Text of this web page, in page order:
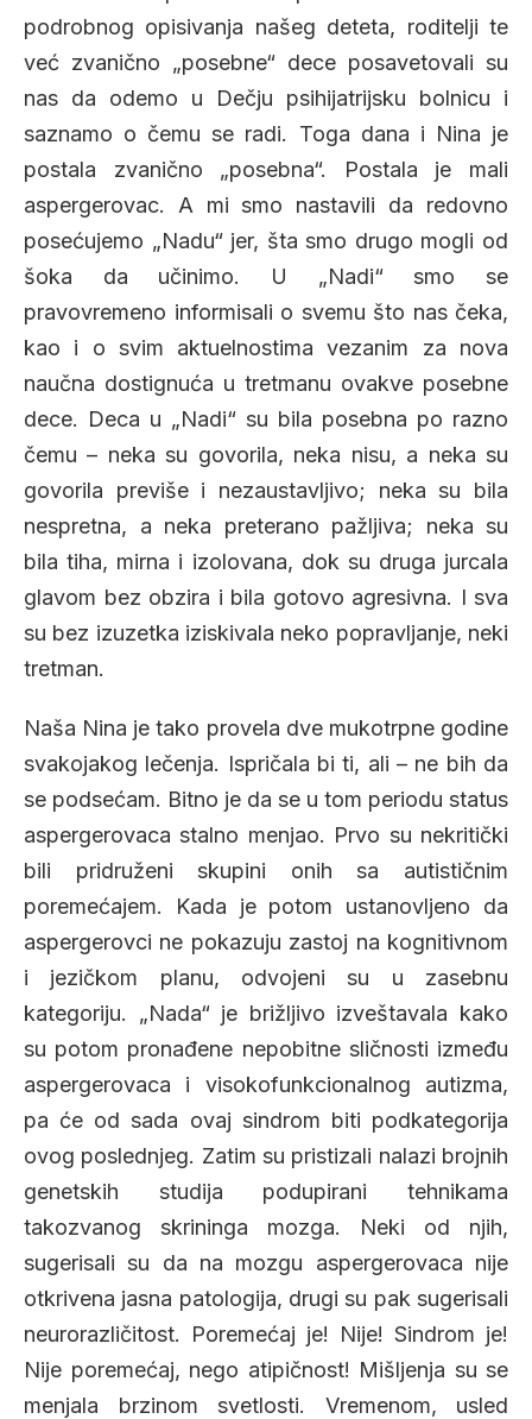
podrobnog opisivanja našeg deteta, roditelji te
već zvanično „posebne“ dece posavetovali su
nas da odemo u Dečju psihijatrijsku bolnicu i
saznamo o čemu se radi. Toga dana i Nina je
postala zvanično „posebna“. Postala je mali
aspergerovac. A mi smo nastavili da redovno
posećujemo „Nadu“ jer, šta smo drugo mogli od
šoka da učinimo. U „Nadi“ smo se
pravovremeno informisali o svemu što nas čeka,
kao i o svim aktuelnostima vezanim za nova
naučna dostignuća u tretmanu ovakve posebne
dece. Deca u „Nadi“ su bila posebna po razno
čemu – neka su govorila, neka nisu, a neka su
govorila previše i nezaustavljivo; neka su bila
nespretna, a neka preterano pažljiva; neka su
bila tiha, mirna i izolovana, dok su druga jurcala
glavom bez obzira i bila gotovo agresivna. I sva
su bez izuzetka iziskivala neko popravljanje, neki
tretman.
Naša Nina je tako provela dve mukotrpne godine
svakojakog lečenja. Ispričala bi ti, ali – ne bih da
se podsećam. Bitno je da se u tom periodu status
aspergerovaca stalno menjao. Prvo su nekritički
bili pridruženi skupini onih sa autističnim
poremećajem. Kada je potom ustanovljeno da
aspergerovci ne pokazuju zastoj na kognitivnom
i jezičkom planu, odvojeni su u zasebnu
kategoriju. „Nada“ je brižljivo izveštavala kako
su potom pronađene nepobitne sličnosti između
aspergerovaca i visokofunkcionalnog autizma,
pa će od sada ovaj sindrom biti podkategorija
ovog poslednjeg. Zatim su pristizali nalazi brojnih
genetskih studija podupirani tehnikama
takozvanog skrininga mozga. Neki od njih,
sugerisali su da na mozgu aspergerovaca nije
otkrivena jasna patologija, drugi su pak sugerisali
neurorazličitost. Poremećaj je! Nije! Sindrom je!
Nije poremećaj, nego atipičnost! Mišljenja su se
menjala brzinom svetlosti. Vremenom, usled